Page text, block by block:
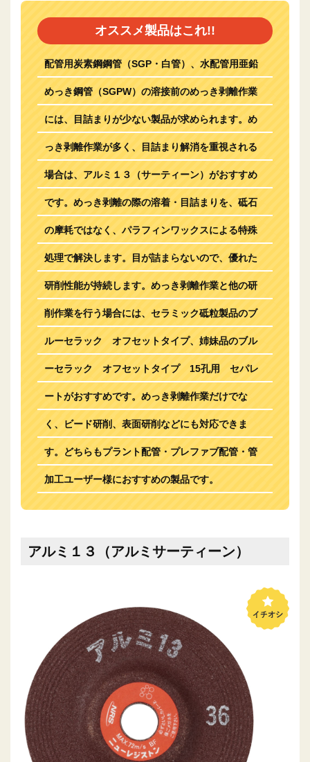
オススメ製品はこれ!!
配管用炭素鋼鋼管（SGP・白管）、水配管用亜鉛
めっき鋼管（SGPW）の溶接前のめっき剥離作業
には、目詰まりが少ない製品が求められます。め
っき剥離作業が多く、目詰まり解消を重視される
場合は、アルミ１３（サーティーン）がおすすめ
です。めっき剥離の際の溶着・目詰まりを、砥石
の摩耗ではなく、パラフィンワックスによる特殊
処理で解決します。目が詰まらないので、優れた
研削性能が持続します。めっき剥離作業と他の研
削作業を行う場合には、セラミック砥粒製品のブ
ルーセラック オフセットタイプ、姉妹品のブル
ーセラック オフセットタイプ 15孔用 セパレ
ートがおすすめです。めっき剥離作業だけでな
く、ビード研削、表面研削などにも対応できま
す。どちらもプラント配管・プレファブ配管・管
加工ユーザー様におすすめの製品です。
アルミ１３（アルミサーティーン）